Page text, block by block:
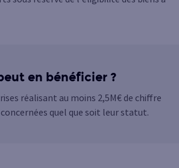
en bénéficier ?
réalisant au moins 2,5M€ de chiffre
quel que soit leur statut.